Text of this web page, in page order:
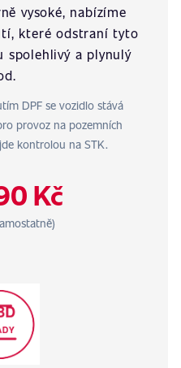
vysoké, nabízíme
které odstraní tyto
spolehlivý a plynulý
DPF se vozidlo stává
provoz na pozemních
kontrolou na STK.
Kč